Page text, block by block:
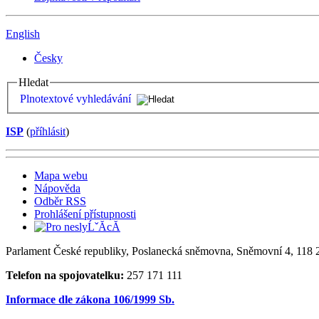
English
Česky
Hledat
Plnotextové vyhledávání
ISP (příhlásit)
Mapa webu
Nápověda
Odběr RSS
Prohlášení přístupnosti
Parlament České republiky, Poslanecká sněmovna, Sněmovní 4, 118
Telefon na spojovatelku: 257 171 111
Informace dle zákona 106/1999 Sb.